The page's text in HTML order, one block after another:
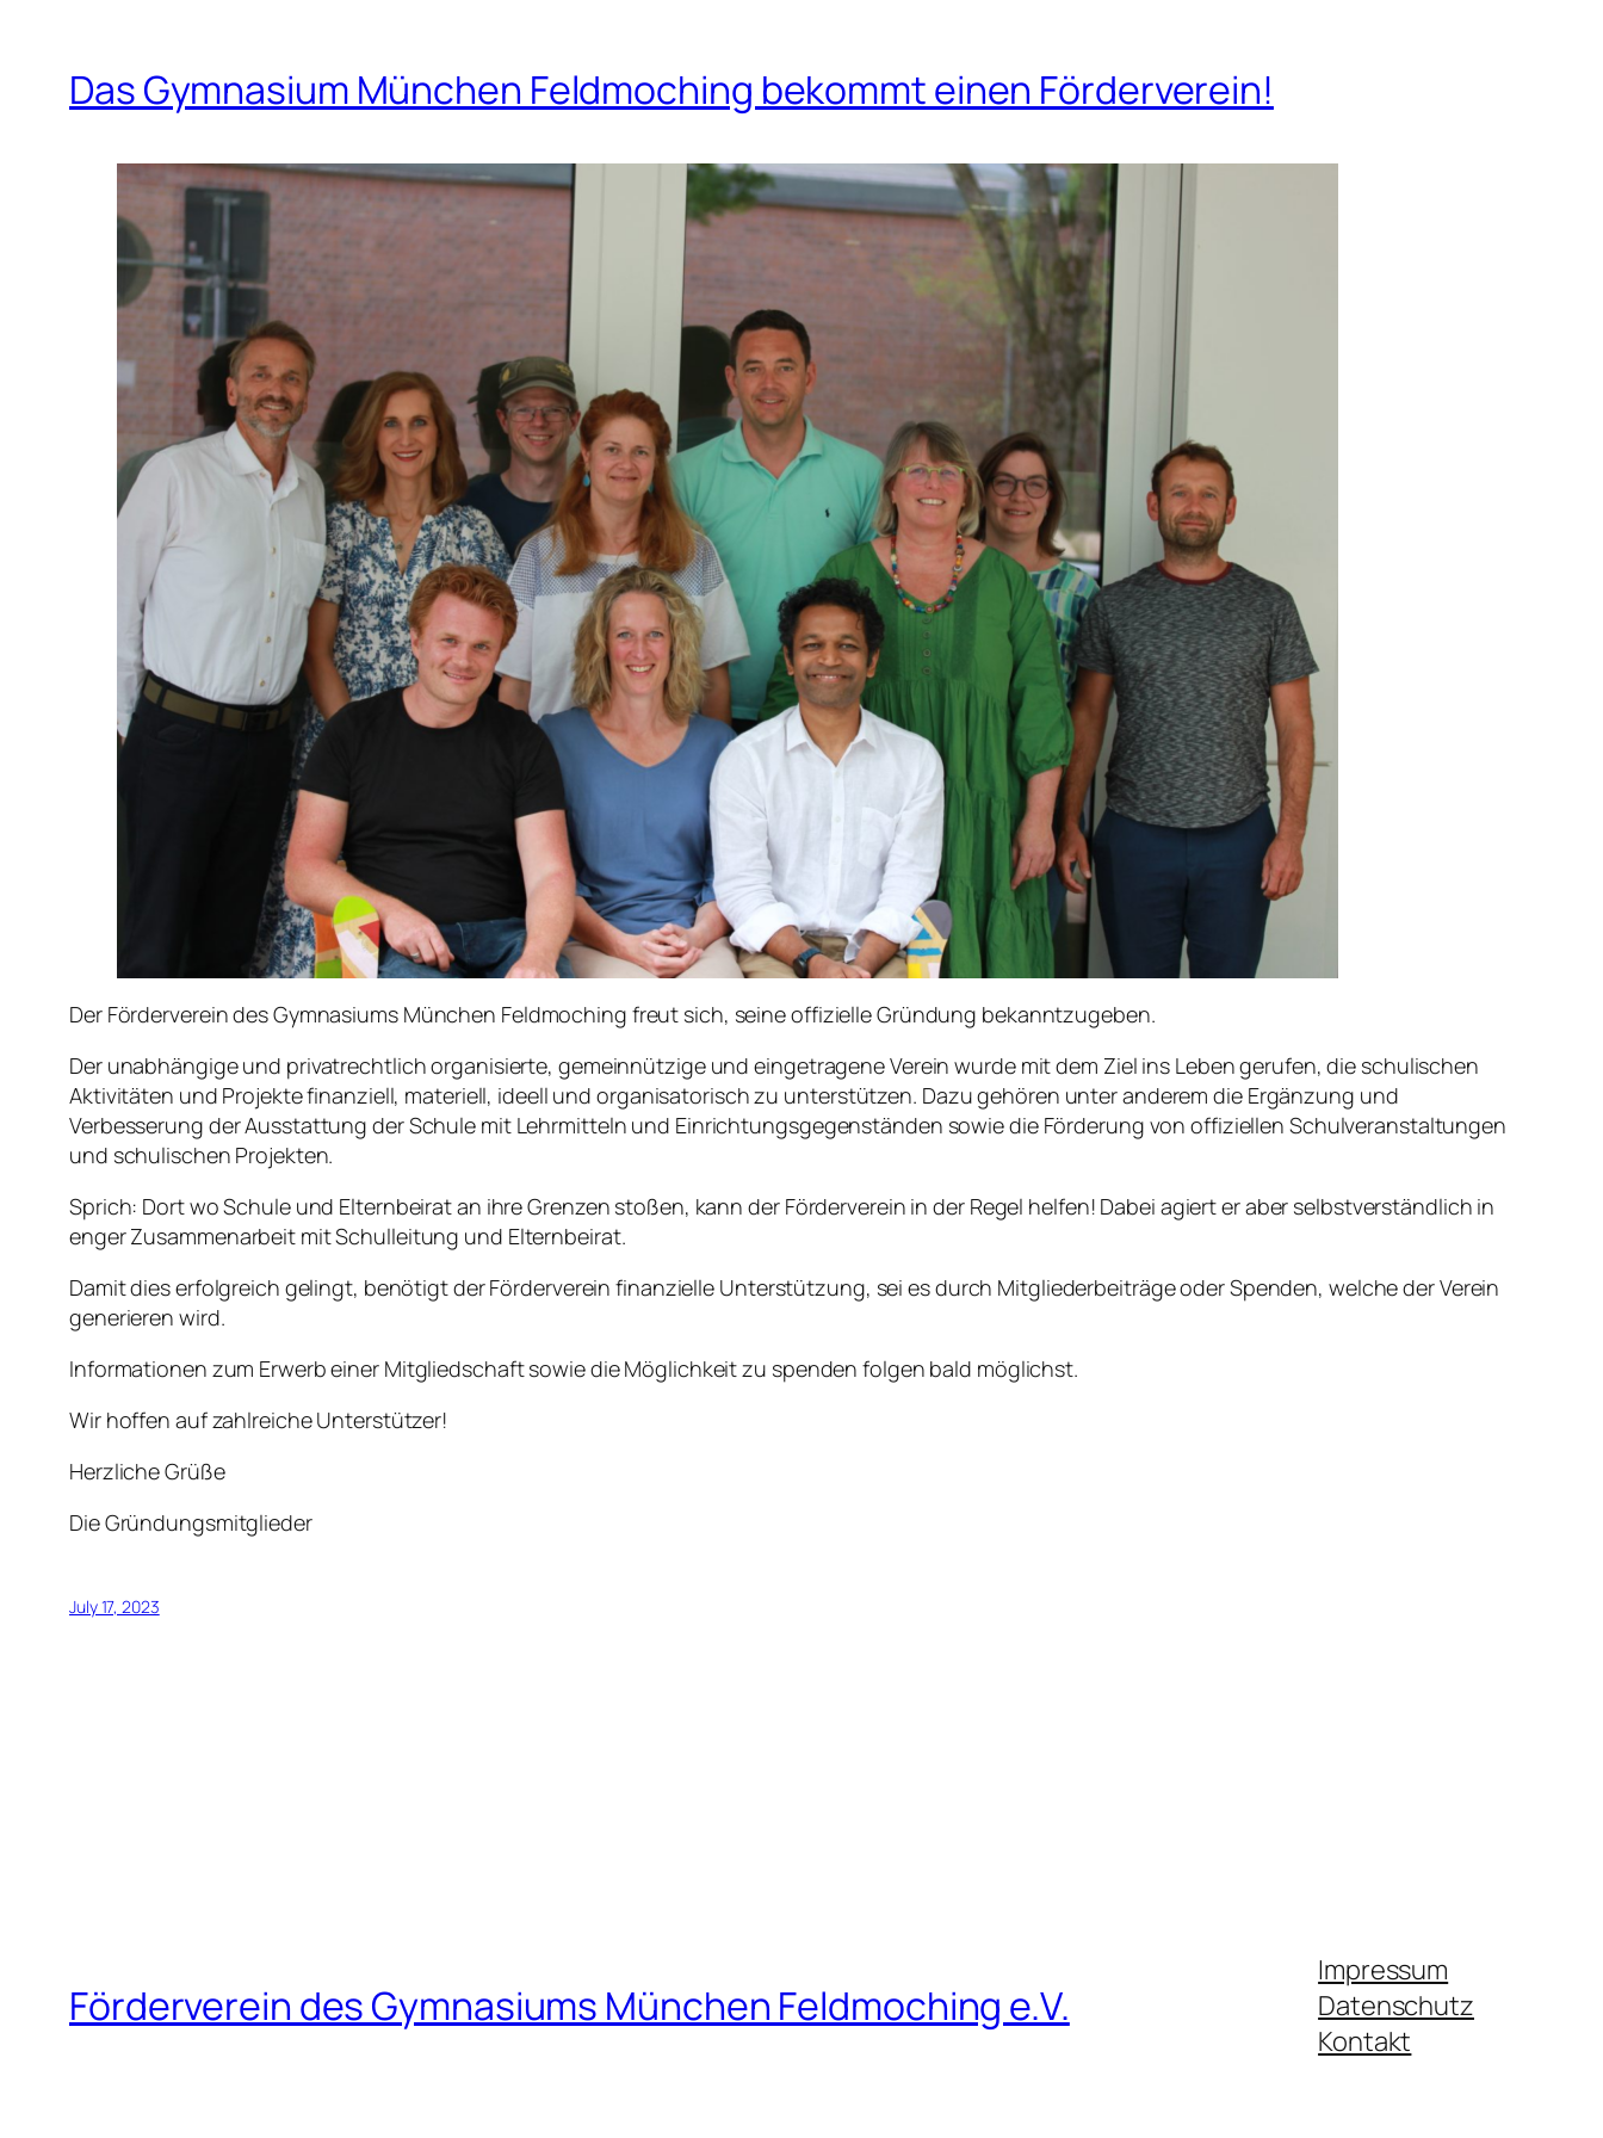
Das Gymnasium München Feldmoching bekommt einen Förderverein!
Der Förderverein des Gymnasiums München Feldmoching freut sich, seine offizielle Gründung bekanntzugeben.
Der unabhängige und privatrechtlich organisierte, gemeinnützige und eingetragene Verein wurde mit dem Ziel ins Leben gerufen, die schulischen
Aktivitäten und Projekte finanziell, materiell, ideell und organisatorisch zu unterstützen. Dazu gehören unter anderem die Ergänzung und
Verbesserung der Ausstattung der Schule mit Lehrmitteln und Einrichtungsgegenständen sowie die Förderung von offiziellen Schulveranstaltungen
und schulischen Projekten.
Sprich: Dort wo Schule und Elternbeirat an ihre Grenzen stoßen, kann der Förderverein in der Regel helfen! Dabei agiert er aber selbstverständlich in
enger Zusammenarbeit mit Schulleitung und Elternbeirat.
Damit dies erfolgreich gelingt, benötigt der Förderverein finanzielle Unterstützung, sei es durch Mitgliederbeiträge oder Spenden, welche der Verein
generieren wird.
Informationen zum Erwerb einer Mitgliedschaft sowie die Möglichkeit zu spenden folgen bald möglichst.
Wir hoffen auf zahlreiche Unterstützer!
Herzliche Grüße
Die Gründungsmitglieder
July 17, 2023
Förderverein des Gymnasiums München Feldmoching e.V.
Impressum
Datenschutz
Kontakt